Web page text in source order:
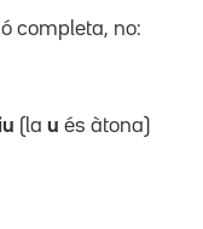
completa, no:
(la u és àtona)